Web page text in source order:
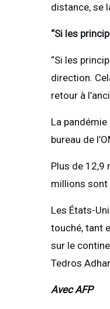
distance, se
“Si les
“Si les
direction.
retour à
La
bureau de
Plus de 12,9
millions sont
Les États-
touché, tant
sur le
Tedros
Avec AFP